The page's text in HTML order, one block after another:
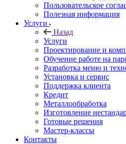
Пользовательское
Полезная информация
Услуги
Назад
Услуги
Проектирование и
Обучение работе на
Разработка меню и
Установка и сервис
Поддержка клиента
Кредит
Металлообработка
Изготовление
Готовые решения
Мастер-классы
Контакты